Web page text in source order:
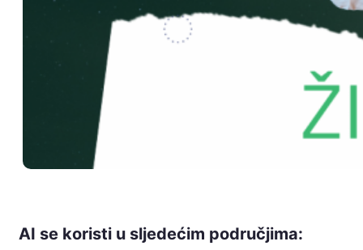
AI se koristi u sljedećim područjima: